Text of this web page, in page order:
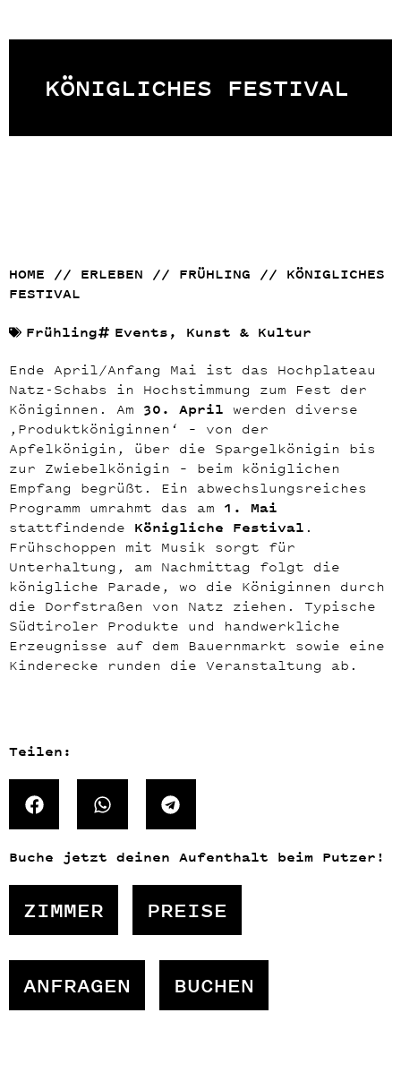
KÖNIGLICHES FESTIVAL
HOME // ERLEBEN // FRÜHLING // KÖNIGLICHES
FESTIVAL
Frühling Events, Kunst & Kultur
Ende April/Anfang Mai ist das Hochplateau
Natz-Schabs in Hochstimmung zum Fest der
Königinnen. Am 30. April werden diverse
‚Produktköniginnen‘ – von der
Apfelkönigin, über die Spargelkönigin bis
zur Zwiebelkönigin – beim königlichen
Empfang begrüßt. Ein abwechslungsreiches
Programm umrahmt das am 1. Mai
stattfindende Königliche Festival .
Frühschoppen mit Musik sorgt für
Unterhaltung, am Nachmittag folgt die
königliche Parade, wo die Königinnen durch
die Dorfstraßen von Natz ziehen. Typische
Südtiroler Produkte und handwerkliche
Erzeugnisse auf dem Bauernmarkt sowie eine
Kinderecke runden die Veranstaltung ab.
Teilen:
Buche jetzt deinen Aufenthalt beim Putzer!
ZIMMER PREISE
ANFRAGEN BUCHEN